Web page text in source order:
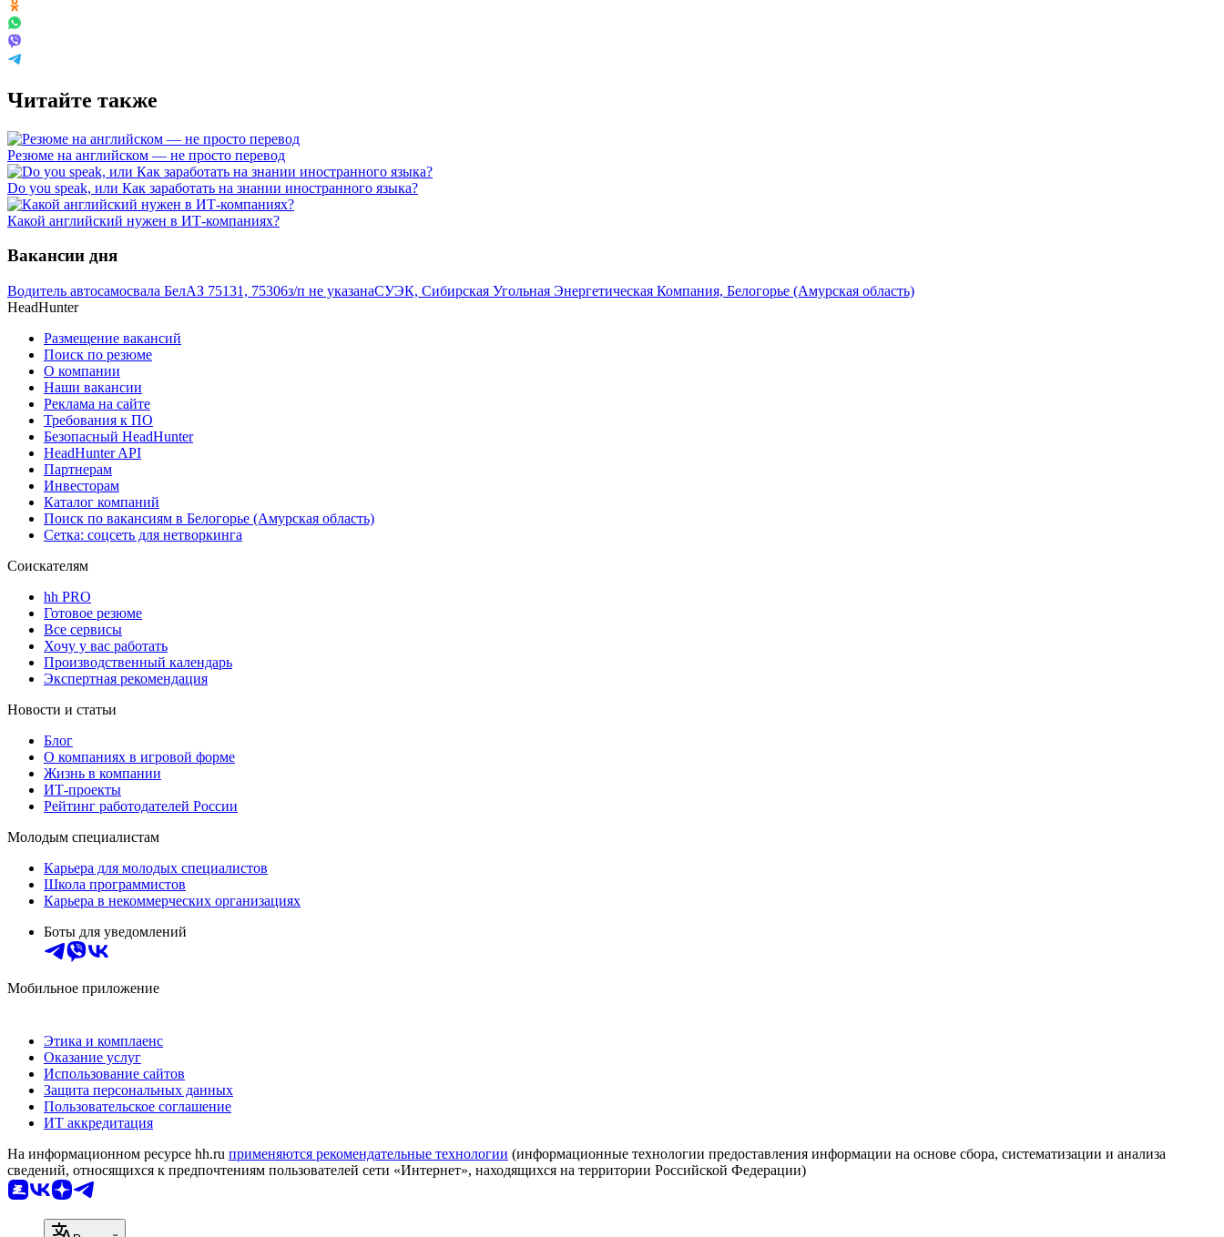
Читайте также
Резюме на английском — не просто перевод
Do you speak, или Как заработать на знании иностранного языка?
Какой английский нужен в ИТ-компаниях?
Вакансии дня
Водитель автосамосвала БелАЗ 75131, 75306з/п не указанаСУЭК, Сибирская Угольная Энергетическая Компания, Белогорье (Амурская область)
HeadHunter
Размещение вакансий
Поиск по резюме
О компании
Наши вакансии
Реклама на сайте
Требования к ПО
Безопасный HeadHunter
HeadHunter API
Партнерам
Инвесторам
Каталог компаний
Поиск по вакансиям в Белогорье (Амурская область)
Сетка: соцсеть для нетворкинга
Соискателям
hh PRO
Готовое резюме
Все сервисы
Хочу у вас работать
Производственный календарь
Экспертная рекомендация
Новости и статьи
Блог
О компаниях в игровой форме
Жизнь в компании
ИТ-проекты
Рейтинг работодателей России
Молодым специалистам
Карьера для молодых специалистов
Школа программистов
Карьера в некоммерческих организациях
Боты для уведомлений
Мобильное приложение
Этика и комплаенс
Оказание услуг
Использование сайтов
Защита персональных данных
Пользовательское соглашение
ИТ аккредитация
На информационном ресурсе hh.ru применяются рекомендательные технологии (информационные технологии предоставления информации на основе сбора, систематизации и анализа
сведений, относящихся к предпочтениям пользователей сети «Интернет», находящихся на территории Российской Федерации)